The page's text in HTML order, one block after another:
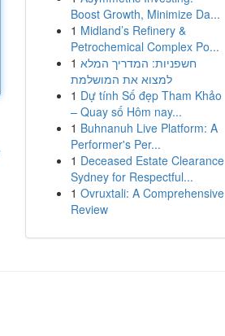
Boost Growth, Minimize Da...
1 Midland’s Refinery &
Petrochemical Complex Po...
1 חשפניות: המדריך המלא
למצוא את המושלמת
1 Dự tính Số đẹp Tham Khảo
– Quay số Hôm nay...
1 Buhnanuh Live Platform: A
Performer's Per...
1 Deceased Estate Clearance
Sydney for Respectful...
1 Ovruxtali: A Comprehensive
Review